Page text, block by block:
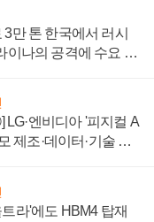
만 톤 한국에서 러시
이나의 공격에 수요 늘
엔비디아 '피지컬 A
제조·데이터·기술 결
라'에도 HBM4 탑재